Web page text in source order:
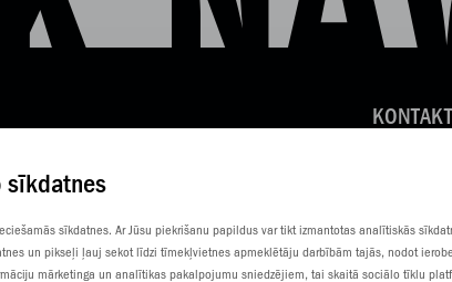
sīkdatnes. Ar Jūsu piekrišanu papildus var tikt izmantotas analītiskās
un pikseļi ļauj sekot līdzi tīmekļvietnes apmeklētāju darbībām tajās, nodot
mārketinga un analītikas pakalpojumu sniedzējiem, tai skaitā sociālo tīklu